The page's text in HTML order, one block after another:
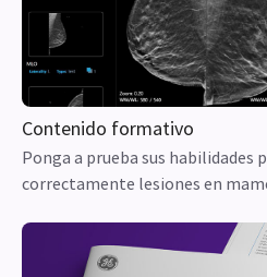
Senographe Pristina en el CSE
Escuche a sus compañeros
La importancia de la comodidad